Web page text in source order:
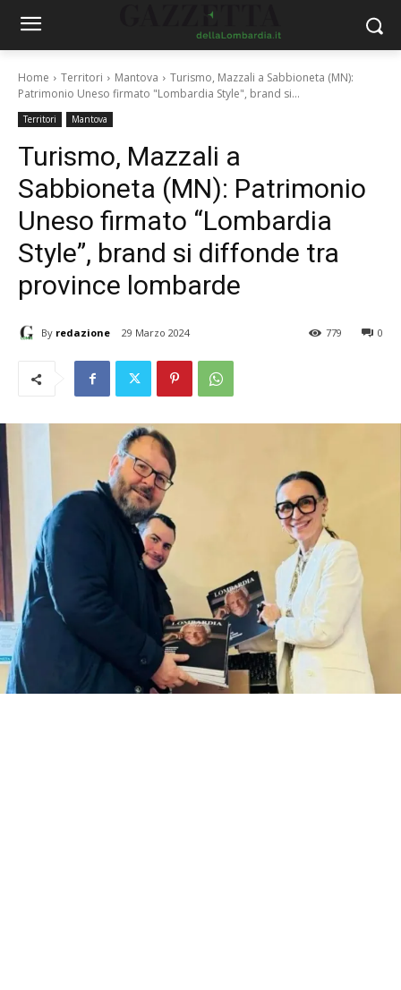
Home Territori Mantova
Turismo, Mazzali a Sabbioneta (MN):
Patrimonio Uneso firmato "Lombardia Style", brand si...
Territori Mantova
Turismo, Mazzali a
Sabbioneta (MN): Patrimonio
Uneso firmato “Lombardia
Style”, brand si diffonde tra
province lombarde
By redazione 29 Marzo 2024 0
779